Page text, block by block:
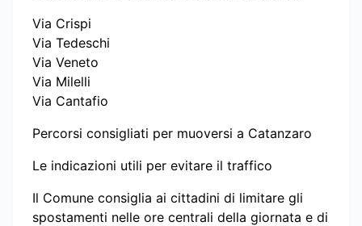
Via Crispi
Via Tedeschi
Via Veneto
Via Milelli
Via Cantafio
Percorsi consigliati per muoversi a Catanzaro
Le indicazioni utili per evitare il traffico
Il Comune consiglia ai cittadini di limitare gli
spostamenti nelle ore centrali della giornata e di